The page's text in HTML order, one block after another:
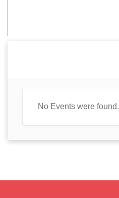
No Events were found.